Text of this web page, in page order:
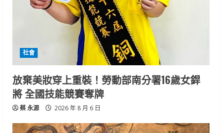
社會
放棄美妝穿上重裝！勞動部南分署16歲女銲
將 全國技能競賽奪牌
蔡 永源 2026 年 8 月 6 日